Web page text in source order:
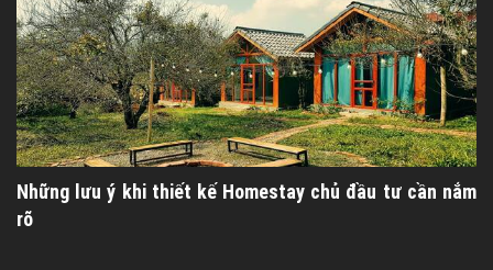
Những lưu ý khi thiết kế Homestay chủ đầu tư cần nắm
rõ